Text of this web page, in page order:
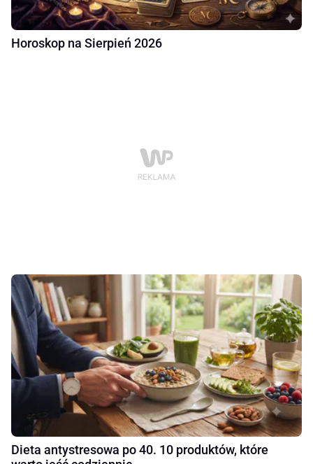
Horoskop na Sierpień 2026
Dieta antystresowa po 40. 10 produktów, które